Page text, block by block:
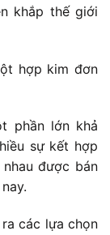
khắp thế giới
hợp kim đơn
phần lớn khả
sự kết hợp
được bán
các lựa chọn